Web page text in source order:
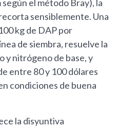
el método Bray), la
sensiblemente. Una
kg de DAP por
de siembra, resuelve la
y nitrógeno de base, y
entre 80 y 100 dólares
condiciones de buena
la disyuntiva